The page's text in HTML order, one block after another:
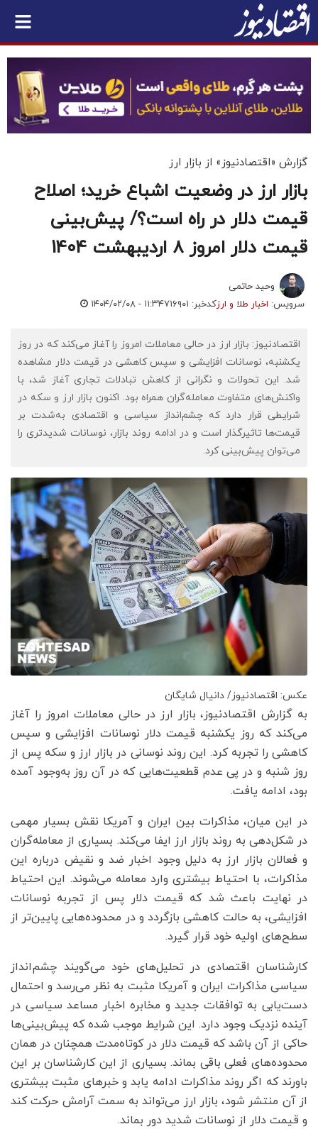
گزارش «اقتصادنیوز» از بازار ارز
بازار ارز در وضعیت اشباع خرید؛ اصلاح
قیمت دلار در راه است؟/ پیش‌بینی
قیمت دلار امروز ۸ اردیبهشت 1404
وحید حاتمی
سرویس: اخبار طلا و ارزکدخبر: ۷۱۶۹۰۱ ۱۴۰۴/۰۲/۰۸ - ۱۱:۳۴
اقتصادنیوز: بازار ارز در حالی معاملات امروز را آغاز می‌کند که در روز
یکشنبه، نوسانات افزایشی و سپس کاهشی در قیمت دلار مشاهده
شد. این تحولات و نگرانی از کاهش تبادلات تجاری آغاز شد، با
واکنش‌های متفاوت معامله‌گران همراه بود. اکنون بازار ارز و سکه در
شرایطی قرار دارد که چشم‌انداز سیاسی و اقتصادی به‌شدت بر
قیمت‌ها تاثیرگذار است و در ادامه روند بازار، نوسانات شدیدتری را
می‌توان پیش‌بینی کرد.
عکس: اقتصادنیوز/ دانیال شایگان
به گزارش اقتصادنیوز، بازار ارز در حالی معاملات امروز را آغاز
می‌کند که روز یکشنبه قیمت دلار نوسانات افزایشی و سپس
کاهشی را تجربه کرد. این روند نوسانی در بازار ارز و سکه پس از
روز شنبه و در پی عدم قطعیت‌هایی که در آن روز به‌وجود آمده
بود، ادامه یافت.
در این میان، مذاکرات بین ایران و آمریکا نقش بسیار مهمی
در شکل‌دهی به روند بازار ارز ایفا می‌کند. بسیاری از معامله‌گران
و فعالان بازار ارز به دلیل وجود اخبار ضد و نقیض درباره این
مذاکرات، با احتیاط بیشتری وارد معامله می‌شوند. این احتیاط
در نهایت باعث شد که قیمت دلار پس از تجربه نوسانات
افزایشی، به حالت کاهشی بازگردد و در محدوده‌هایی پایین‌تر از
سطح‌های اولیه خود قرار گیرد.
کارشناسان اقتصادی در تحلیل‌های خود می‌گویند چشم‌انداز
سیاسی مذاکرات ایران و آمریکا مثبت به نظر می‌رسد و احتمال
دست‌یابی به توافقات جدید و مخابره اخبار مساعد سیاسی در
آینده نزدیک وجود دارد. این شرایط موجب شده که پیش‌بینی‌ها
حاکی از آن باشد که قیمت دلار در کوتاه‌مدت همچنان در همان
محدوده‌های فعلی باقی بماند. بسیاری از این کارشناسان بر این
باورند که اگر روند مذاکرات ادامه یابد و خبرهای مثبت بیشتری
از آن منتشر شود، بازار ارز می‌تواند به سمت آرامش حرکت کند
و قیمت دلار از نوسانات شدید دور بماند.